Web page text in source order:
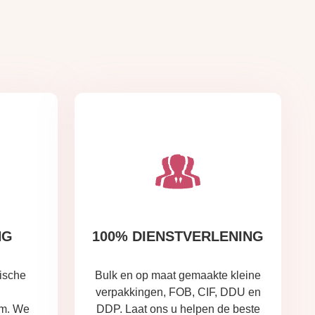
We
100% DIENSTVERLENING
Bulk en op maat gemaakte kleine
verpakkingen, FOB, CIF, DDU en
DDP. Laat ons u helpen de beste